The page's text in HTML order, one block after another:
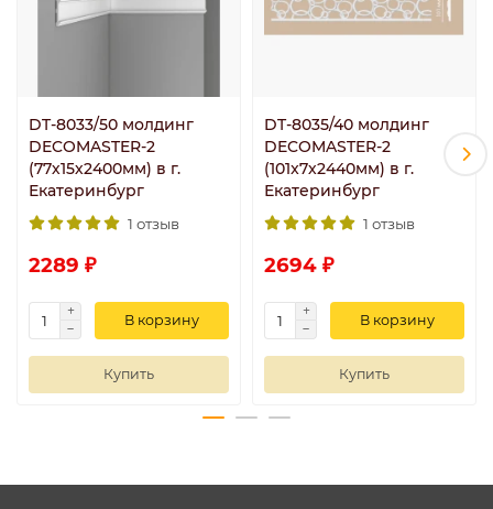
DT-8033/50 молдинг
DECOMASTER-2
(77х15х2400мм) в г.
Екатеринбург
1 отзыв
2289 ₽
В корзину
Купить
DT-8035/40 молдинг
DECOMASTER-2
(101x7х2440мм) в г.
Екатеринбург
1 отзыв
2694 ₽
В корзину
Купить